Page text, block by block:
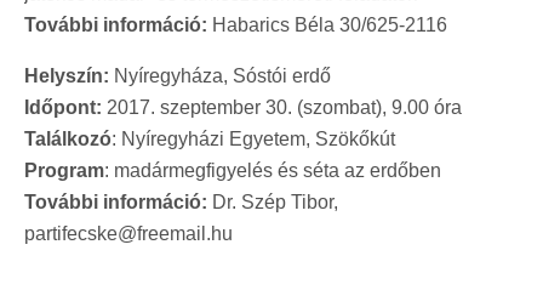
További információ: Habarics Béla 30/625-2116
Helyszín: Nyíregyháza, Sóstói erdő
Időpont: 2017. szeptember 30. (szombat), 9.00 óra
Találkozó: Nyíregyházi Egyetem, Szökőkút
Program: madármegfigyelés és séta az erdőben
További információ: Dr. Szép Tibor,
partifecske@freemail.hu